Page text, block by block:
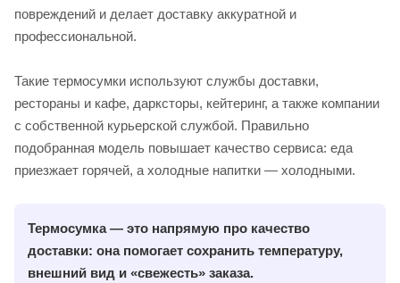
повреждений и делает доставку аккуратной и
профессиональной.
Такие термосумки используют службы доставки,
рестораны и кафе, дарксторы, кейтеринг, а также компании
с собственной курьерской службой. Правильно
подобранная модель повышает качество сервиса: еда
приезжает горячей, а холодные напитки — холодными.
Термосумка — это напрямую про качество
доставки: она помогает сохранить температуру,
внешний вид и «свежесть» заказа.